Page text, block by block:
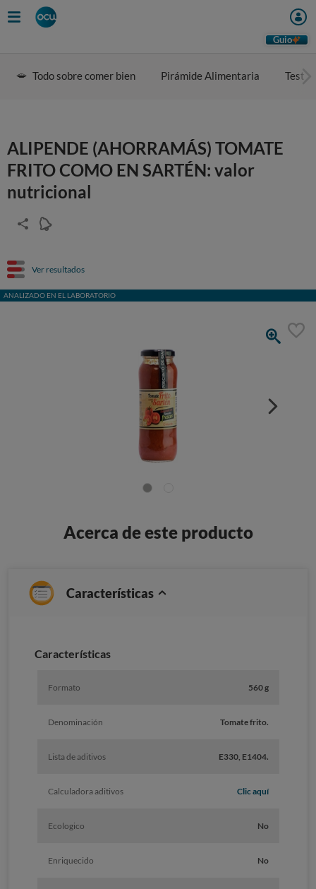
Guio
Todo sobre comer bien Pirámide Alimentaria Test
ALIPENDE (AHORRAMÁS) TOMATE
FRITO COMO EN SARTÉN: valor
nutricional
Ver resultados
ANALIZADO EN EL LABORATORIO
Acerca de este producto
Características
Características
Formato 560 g
Denominación Tomate frito.
Lista de aditivos E330, E1404.
Calculadora aditivos Clic aquí
Ecologico No
Enriquecido No